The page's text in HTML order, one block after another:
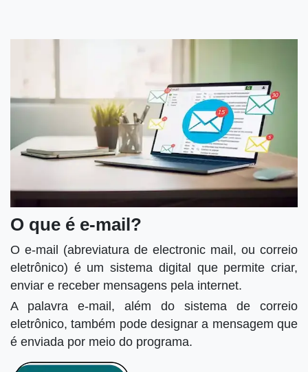
O que é e-mail?
O e-mail (abreviatura de electronic mail, ou correio
eletrônico) é um sistema digital que permite criar,
enviar e receber mensagens pela internet.
A palavra e-mail, além do sistema de correio
eletrônico, também pode designar a mensagem que
é enviada por meio do programa.